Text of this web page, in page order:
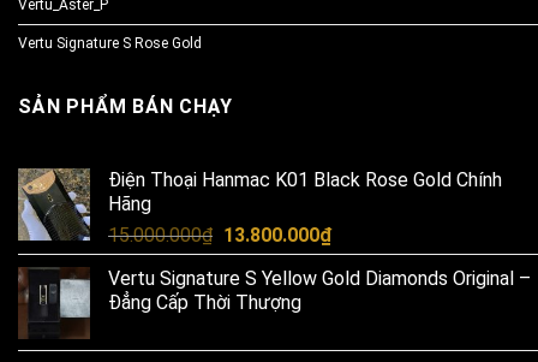
Vertu_Aster_P
Vertu Signature S Rose Gold
SẢN PHẨM BÁN CHẠY
Điện Thoại Hanmac K01 Black Rose Gold Chính
Hãng
15.000.000₫ Original
price
was:
15.000.000₫.
13.800.000₫Current
price
is:
Vertu Signature S Yellow Gold Diamonds Original –
Đẳng Cấp Thời Thượng